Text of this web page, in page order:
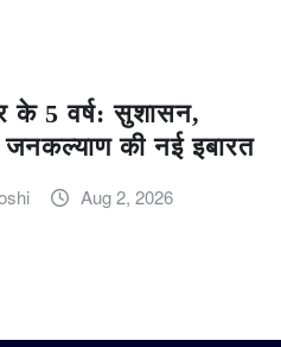
के 5 वर्ष: सुशासन,
की नई इबारत
Aug 2, 2026